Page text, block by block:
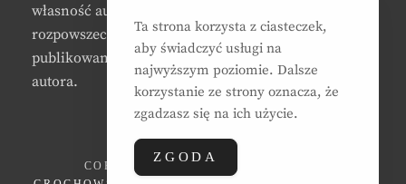
własność autora strony. Zabrania się kopiowania,
rozpowszechniania, reprodukowania,
publikowania, i/lub modyfikowania zdjęć bez zgody
autora.
COPYRIGHT © 2026
Ta strona korzysta z ciasteczek,
aby świadczyć usługi na
najwyższym poziomie. Dalsze
korzystanie ze strony oznacza, że
zgadzasz się na ich użycie.
ZGODA